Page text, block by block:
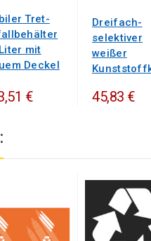
Tret-
mit
Deckel
€
Dreifach-
selektiver
weißer
45,83 €